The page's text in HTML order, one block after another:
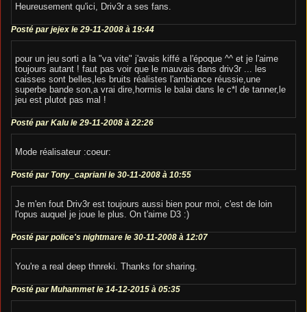
Heureusement qu'ici, Driv3r a ses fans.
Posté par jejex le 29-11-2008 à 19:44
pour un jeu sorti a la "va vite" j'avais kiffé a l'époque ^^ et je l'aime
toujours autant ! faut pas voir que le mauvais dans driv3r ... les
caisses sont belles,les bruits réalistes l'ambiance réussie,une
superbe bande son,a vrai dire,hormis le balai dans le c*l de tanner,le
jeu est plutot pas mal !
Posté par Kalu le 29-11-2008 à 22:26
Mode réalisateur :coeur:
Posté par Tony_capriani le 30-11-2008 à 10:55
Je m'en fout Driv3r est toujours aussi bien pour moi, c'est de loin
l'opus auquel je joue le plus. On t'aime D3 :)
Posté par police's nightmare le 30-11-2008 à 12:07
You're a real deep thnreki. Thanks for sharing.
Posté par Muhammet le 14-12-2015 à 05:35